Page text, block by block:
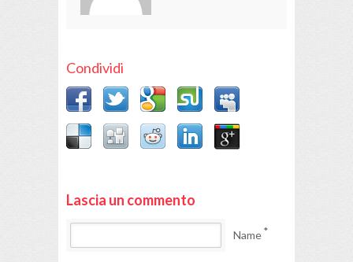
Condividi
Lascia un commento
Name*